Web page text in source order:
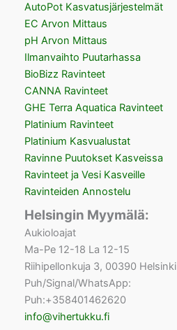
AutoPot Kasvatusjärjestelmät
EC Arvon Mittaus
pH Arvon Mittaus
Ilmanvaihto Puutarhassa
BioBizz Ravinteet
CANNA Ravinteet
GHE Terra Aquatica Ravinteet
Platinium Ravinteet
Platinium Kasvualustat
Ravinne Puutokset Kasveissa
Ravinteet ja Vesi Kasveille
Ravinteiden Annostelu
Helsingin Myymälä:
Aukioloajat
Ma-Pe 12-18 La 12-15
Riihipellonkuja 3, 00390 Helsinki
Puh/Signal/WhatsApp:
Puh:+358401462620
info@vihertukku.fi